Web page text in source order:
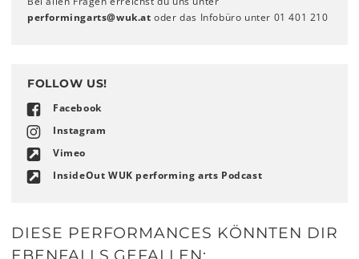
performingarts@wuk.at oder das Infobüro unter 01 401 210
FOLLOW US!
Facebook
Instagram
Vimeo
InsideOut WUK performing arts Podcast
DIESE PERFORMANCES KÖNNTEN DIR